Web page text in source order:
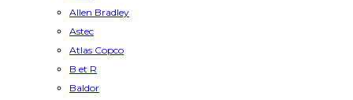
Allen Bradley
Astec
Atlas Copco
B et R
Baldor